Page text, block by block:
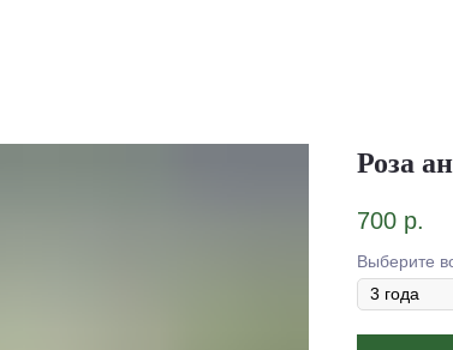
Роза
700 р.
Выберите